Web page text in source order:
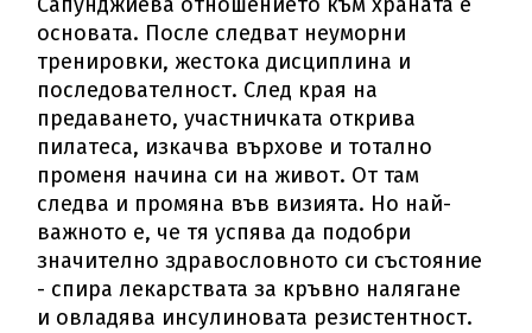
основата. После следват неуморни
тренировки, жестока дисциплина и
последователност. След края на
предаването, участничката открива
пилатеса, изкачва върхове и тотално
променя начина си на живот. От там
следва и промяна във визията. Но най-
важното е, че тя успява да подобри
значително здравословното си състояние
- спира лекарствата за кръвно налягане
и овладява инсулиновата резистентност.